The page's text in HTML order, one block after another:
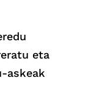
eta
askeak